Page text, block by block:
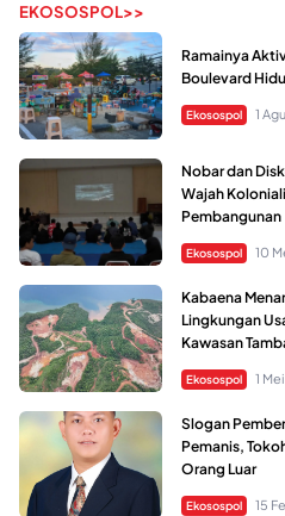
EKOSOSPOL>>
Ramainya
Boulevard
Ekosospol 1
Nobar dan
Wajah
Pembangunan
Ekosospol 10
Kabaena
Lingkungan
Kawasan
Ekosospol 1
Slogan
Pemanis,
Orang Luar
Ekosospol 15